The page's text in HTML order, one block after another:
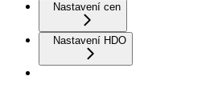
Nastavení cen
Nastavení HDO